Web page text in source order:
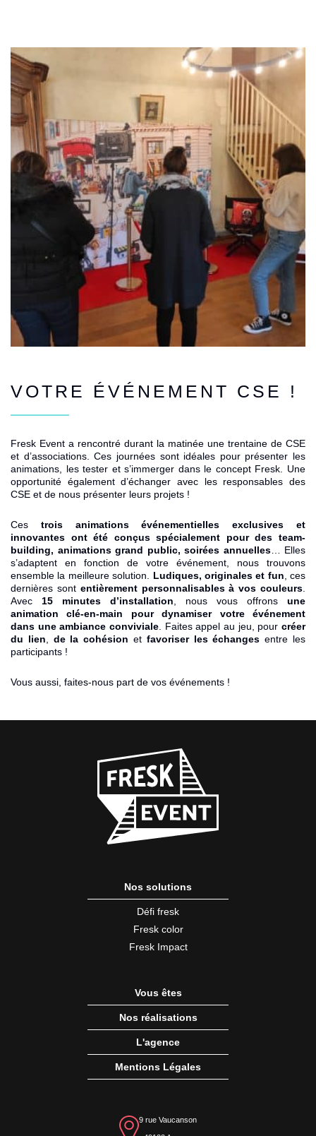
VOTRE ÉVÉNEMENT CSE !
Fresk Event a rencontré durant la matinée une trentaine de CSE
et d’associations. Ces journées sont idéales pour présenter les
animations, les tester et s’immerger dans le concept Fresk . Une
opportunité également d’échanger avec les responsables des
CSE et de nous présenter leurs projets !
Ces trois animations événementielles exclusives et
innovantes ont été conçus spécialement pour des team-
building, animations grand public, soirées annuelles… Elles
s’adaptent en fonction de votre événement, nous trouvons
ensemble la meilleure solution. Ludiques, originales et fun , ces
dernières sont entièrement personnalisables à vos couleurs
Avec 15 minutes d’installation , nous vous offrons une
animation clé-en-main pour dynamiser votre événement
dans une ambiance conviviale . Faites appel au jeu, pour créer
du lien
de la cohésion et favoriser les échanges entre les
participants !
Vous aussi, faites-nous part de vos événements !
Nos solutions
Défi fresk
Fresk color
Fresk Impact
Vous êtes
Nos réalisations
L'agence
Mentions Légales
9 rue Vaucanson